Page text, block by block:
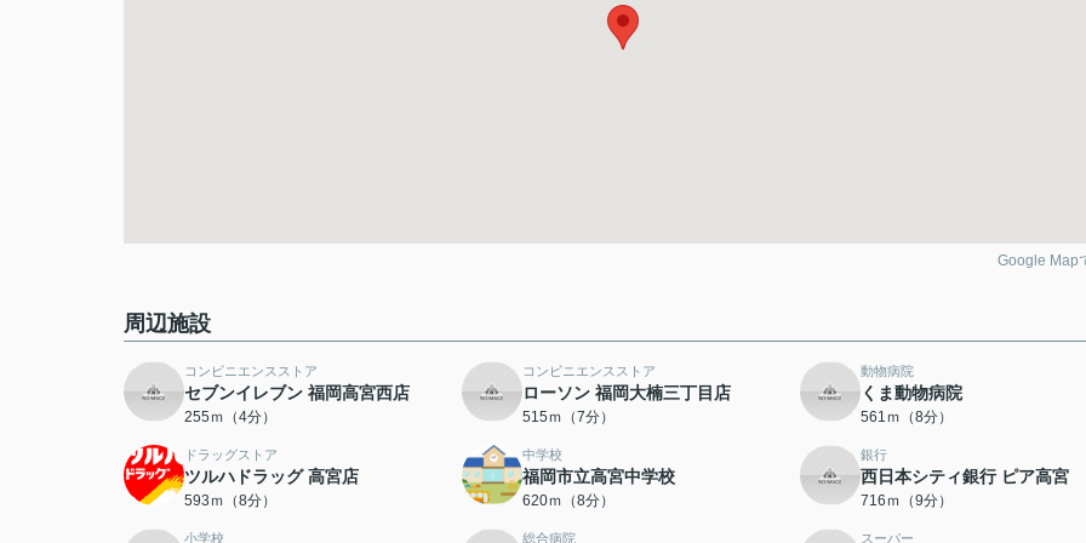
Google Map
周辺施設
コンビニエンスストア
セブンイレブン 福岡高宮西店
255ｍ（4分）
コンビニエンスストア
ローソン 福岡大楠三丁目店
515ｍ（7分）
動物病院
くま動物病院
561ｍ（8分）
ドラッグストア
ツルハドラッグ 高宮店
593ｍ（8分）
中学校
福岡市立高宮中学校
620ｍ（8分）
銀行
西日本シティ銀行 ピア高宮
716ｍ（9分）
小学校 総合病院 スーパー